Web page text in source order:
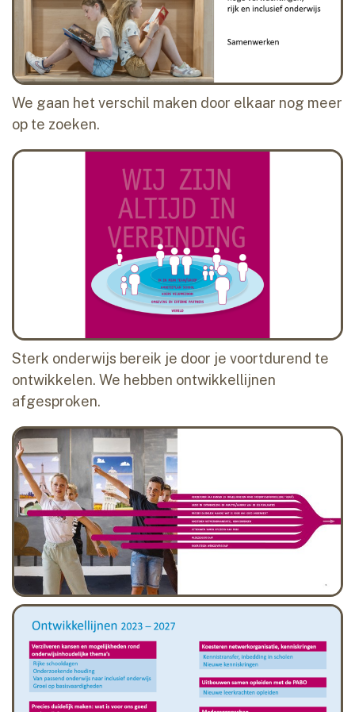
We gaan het verschil maken door elkaar nog meer
op te zoeken.
Sterk onderwijs bereik je door je voortdurend te
ontwikkelen. We hebben ontwikkellijnen
afgesproken.